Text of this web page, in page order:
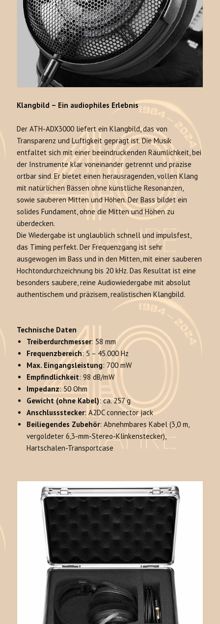
Klangbild – Ein audiophiles Erlebnis
Der ATH-ADX3000 liefert ein Klangbild, das von
Transparenz und Luftigkeit geprägt ist. Die Musik
entfaltet sich mit einer beeindruckenden Räumlichkeit, bei
der Instrumente klar voneinander getrennt und präzise
ortbar sind. Er bietet einen herausragenden, vollen Klang
mit natürlichen Bässen ohne künstliche Resonanzen,
sowie sauberen Mitten und Höhen. Der Bass bildet ein
solides Fundament, ohne die Mitten und Höhen zu
überdecken.
Die Wiedergabe ist unglaublich schnell und impulsfest,
das Timing perfekt. Der Frequenzgang ist sehr
ausgewogen im Bass und in den Mitten, mit einer sauberen
Hochtondurchzeichnung bis 20 kHz. Das Resultat ist eine
besonders saubere, reine Audiowiedergabe mit absolut
authentischem und präzisem, realistischen Klangbild.
Technische Daten
Treiberdurchmesser: 58 mm
Frequenzbereich: 5 – 45.000 Hz
Max. Eingangsleistung: 700 mW
Empfindlichkeit: 98 dB/mW
Impedanz: 50 Ohm
Gewicht (ohne Kabel): ca. 257 g
Anschlussstecker: A2DC connector jack
Beiliegendes Zubehör: Abnehmbares Kabel (3,0 m,
vergoldeter 6,3-mm-Stereo-Klinkenstecker),
Hartschalen-Transportcase